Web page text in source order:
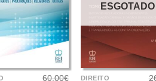
60.00€
+
ESGOTADO
DIREITO